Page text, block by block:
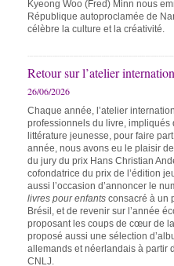
Kyeong Woo (Fred) Minn nous
République autoproclamée de
célèbre la culture et la créativité.
Retour sur l’atelier
26/06/2026
Chaque année, l’atelier
professionnels du livre,
littérature jeunesse, pour faire
année, nous avons eu le plaisir
du jury du prix Hans Christian
cofondatrice du prix de l’édition
aussi l’occasion d’annoncer le
livres pour enfants consacré à un
Brésil, et de revenir sur l’année
proposant les coups de cœur de
proposé aussi une sélection
allemands et néerlandais à partir
CNLJ.